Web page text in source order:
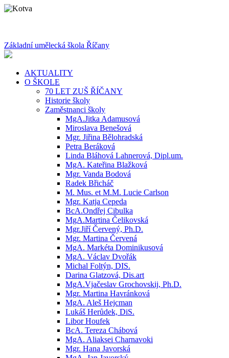
Základní umělecká škola Říčany
AKTUALITY
O ŠKOLE
70 LET ZUŠ ŘÍČANY
Historie školy
Zaměstnanci školy
MgA.Jitka Adamusová
Miroslava Benešová
Mgr. Jiřina Bělohradská
Petra Beráková
Linda Bláhová Lahnerová, Dipl.um.
MgA. Kateřina Blažková
Mgr. Vanda Bodová
Radek Břicháč
M. Mus. et M.M. Lucie Carlson
Mgr. Katja Cepeda
BcA.Ondřej Cibulka
MgA.Martina Čelikovská
Mgr.Jiří Červený, Ph.D.
Mgr. Martina Červená
MgA. Markéta Dominikusová
MgA. Václav Dvořák
Michal Foltýn, DIS.
Darina Glatzová, Dis.art
MgA.Vjačeslav Grochovskij, Ph.D.
Mgr. Martina Havránková
MgA. Aleš Hejcman
Lukáš Herůdek, DiS.
Libor Houfek
BcA. Tereza Chábová
MgA. Aliaksei Charnavoki
Mgr. Hana Javorská